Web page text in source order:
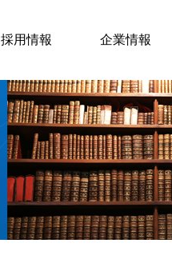
採用情報 企業情報